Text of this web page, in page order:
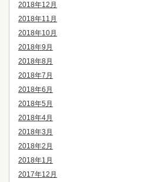
2018年12月
2018年11月
2018年10月
2018年9月
2018年8月
2018年7月
2018年6月
2018年5月
2018年4月
2018年3月
2018年2月
2018年1月
2017年12月